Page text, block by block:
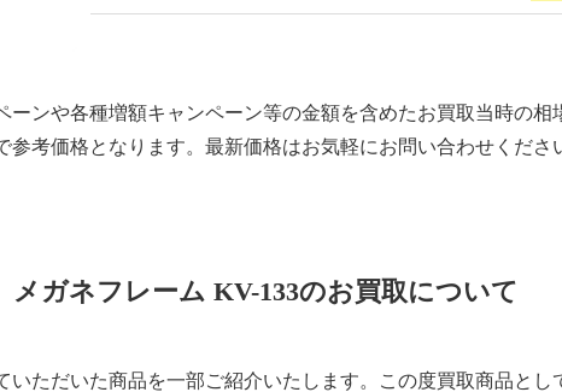
ーンや各種増額キャンペーン等の金額を含めたお買取当時の
考価格となります。最新価格はお気軽にお問い合わせくださ
メガネフレーム KV-133のお買取について
いただいた商品を一部ご紹介いたします。この度買取商品とし